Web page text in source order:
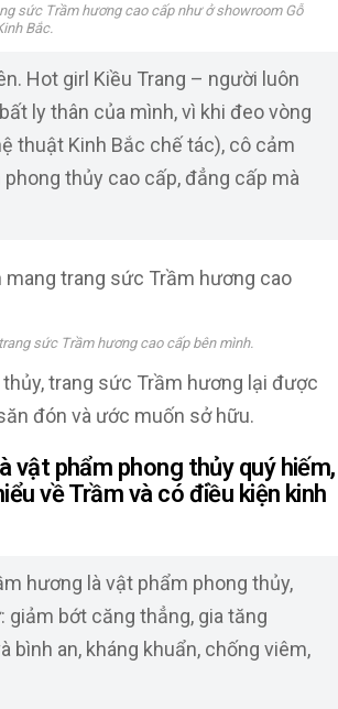
sức Trầm hương cao cấp như ở showroom Gỗ
Bắc.
Hot girl Kiều Trang – người luôn
ly thân của mình, vì khi đeo vòng
thuật Kinh Bắc chế tác), cô cảm
thủy cao cấp, đẳng cấp mà
sức Trầm hương cao cấp bên mình.
trang sức Trầm hương lại được
đón và ước muốn sở hữu.
vật phẩm phong thủy quý hiếm,
về Trầm và có điều kiện kinh
hương là vật phẩm phong thủy,
giảm bớt căng thẳng, gia tăng
bình an, kháng khuẩn, chống viêm,